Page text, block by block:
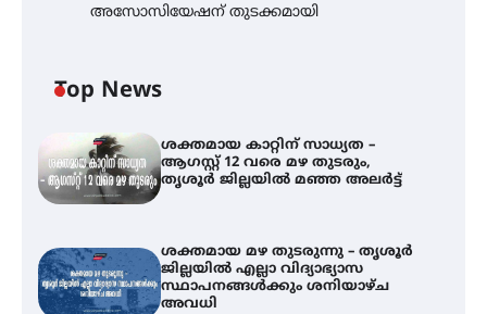
അസോസിയേഷന് തുടക്കമായി
Top News
ശക്തമായ കാറ്റിന് സാധ്യത –
ആഗസ്റ്റ് 12 വരെ മഴ തുടരും,
തൃശൂർ ജില്ലയിൽ മഞ്ഞ അലർട്ട്
ശക്തമായ മഴ തുടരുന്നു – തൃശൂർ
ജില്ലയിൽ എല്ലാ വിദ്യാഭ്യാസ
സ്ഥാപനങ്ങൾക്കും ശനിയാഴ്ച
അവധി